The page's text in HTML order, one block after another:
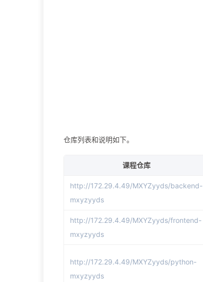
仓库列表和说明如下。
课程仓库
http://172.29.4.49/MXYZyyds/backend-
mxyzyyds
http://172.29.4.49/MXYZyyds/frontend-
mxyzyyds
http://172.29.4.49/MXYZyyds/python-
mxyzyyds